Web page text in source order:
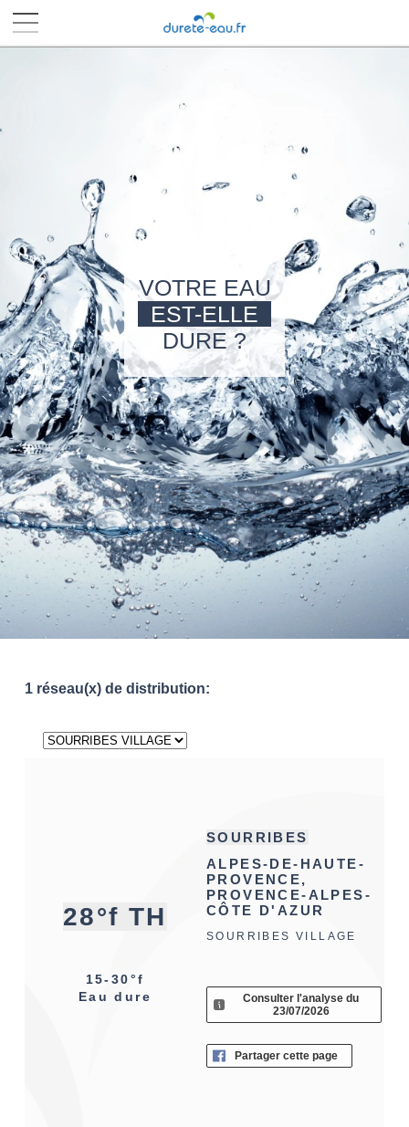
VOTRE EAU
EST-ELLE
DURE ?
1 réseau(x) de distribution:
28°f TH
15-30°f
Eau dure
SOURRIBES
ALPES-DE-HAUTE-
PROVENCE,
PROVENCE-ALPES-
CÔTE D'AZUR
SOURRIBES VILLAGE
Consulter l'analyse du
23/07/2026
Partager cette page